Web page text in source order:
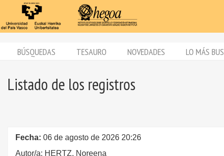
BÚSQUEDAS TESAURO NOVEDADES LO MÁS
Listado de los registros
Fecha: 06 de agosto de 2026 20:26
Autor/a: HERTZ, Noreena